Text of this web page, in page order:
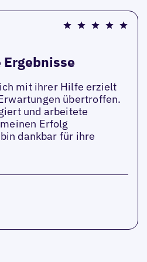
mit ihrer Hilfe erzielt
übertroffen.
und arbeitete
Erfolg
dankbar für ihre